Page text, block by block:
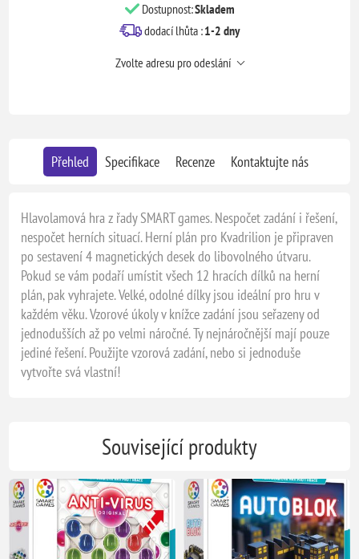
Dostupnost:Skladem
dodací lhůta :1-2 dny
Zvolte adresu pro odeslání
Přehled Specifikace Recenze Kontaktujte nás
Hlavolamová hra z řady SMART games. Nespočet zadání i řešení,
nespočet herních situací. Herní plán pro Kvadrilion je připraven
po sestavení 4 magnetických desek do libovolného útvaru.
Pokud se vám podaří umístit všech 12 hracích dílků na herní
plán, pak vyhrajete. Velké, odolné dílky jsou ideální pro hru v
každém věku. Vzorové úkoly v knížce zadání jsou seřazeny od
jednodušších až po velmi náročné. Ty nejnáročnější mají pouze
jediné řešení. Použijte vzorová zadání, nebo si jednoduše
vytvořte svá vlastní!
Související produkty